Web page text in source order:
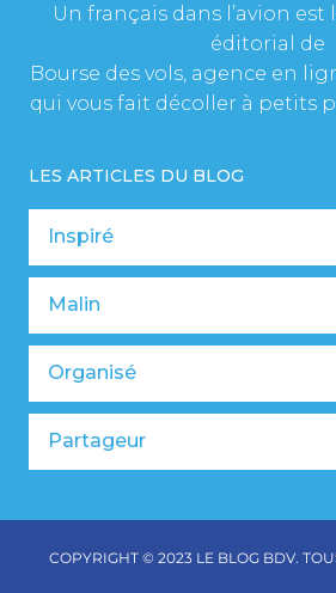
Un français dans l’avion
éditorial de
Bourse des vols, agence en
qui vous fait décoller à petits
LES ARTICLES DU BLOG
Inspiré
Malin
Organisé
Partageur
COPYRIGHT © 2023 LE BLOG BDV.